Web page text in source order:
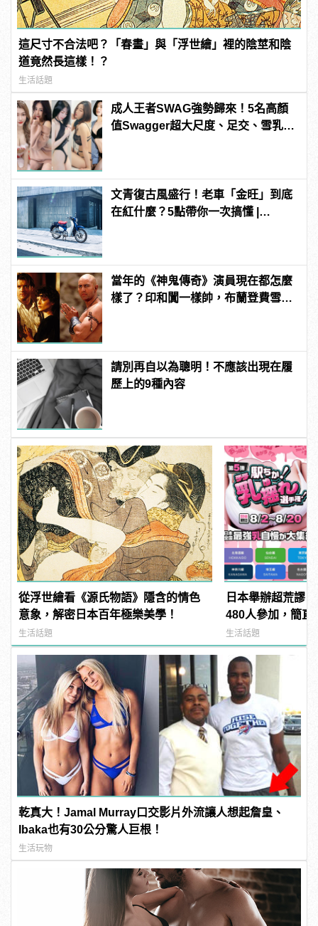
這尺寸不合法吧？「春畫」與「浮世繪」裡的陰莖和陰
道竟然長這樣！？
生活話題
成人王者SWAG強勢歸來！5名高顏
值Swagger超大尺度、足交、雪乳、
文青復古風盛行！老車「金旺」到底
在紅什麼？5點帶你一次搞懂 |
當年的《神鬼傳奇》演員現在都怎麼
樣了？印和闐一樣帥，布蘭登費雪大
請別再自以為聰明！不應該出現在履
歷上的9種內容
從浮世繪看《源氏物語》隱含的情色
意象，解密日本百年極樂美學！
生活話題
日本舉辦超荒謬
480人參加，簡直
manfashion這樣
生活話題
乾真大！Jamal Murray口交影片外流讓人想起詹皇、
Ibaka也有30公分驚人巨根！
生活玩物